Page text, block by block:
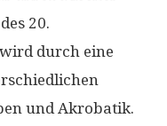
20.
durch eine
und Akrobatik.